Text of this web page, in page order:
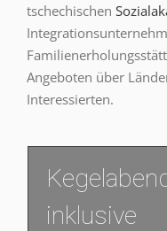
tschechischen
Angeboten über
Interessierten.
inklusive